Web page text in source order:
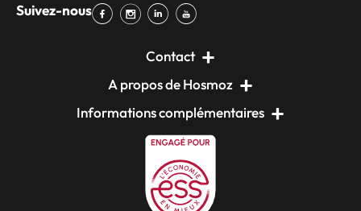
Suivez-nous
Contact
A propos de Hosmoz
Informations complémentaires